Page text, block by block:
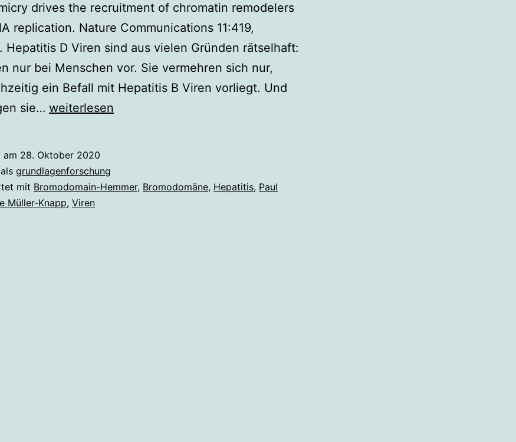
drives the recruitment of chromatin remodelers
replication. Nature Communications 11:419,
Hepatitis D Viren sind aus vielen Gründen rätselhaft:
nur bei Menschen vor. Sie vermehren sich nur,
ein Befall mit Hepatitis B Viren vorliegt. Und
sie… Trickreiches
Virus
weiterlesen
am 28. Oktober 2020
grundlagenforschung
mit Bromodomain-Hemmer, Bromodomäne, Hepatitis, Paul
Müller-Knapp, Viren